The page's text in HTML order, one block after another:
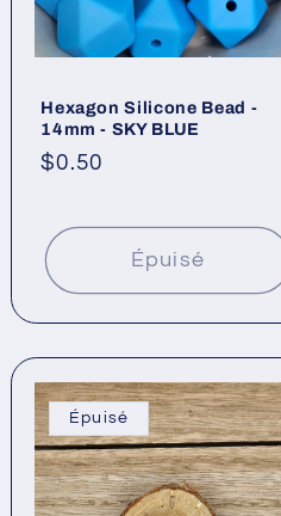
Hexagon Silicone Bead -
14mm - SKY BLUE
Prix
$0.50
Épuisé
Épuisé